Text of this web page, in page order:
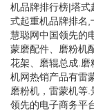
机品牌排行榜|塔
式起重机品牌排名,
慧聪网中国领先的
蒙磨配件、磨粉机
花架、磨辊总成.
机网热销产品有雷
磨粉机，雷蒙机等
领先的电子商务平